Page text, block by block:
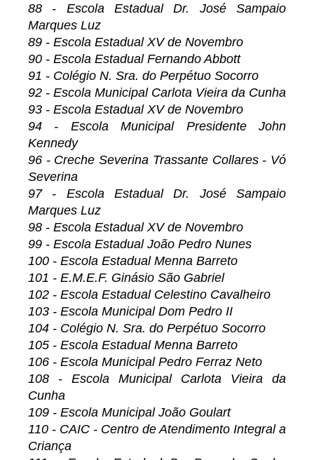
88 - Escola Estadual Dr. José Sampaio
Marques Luz
89 - Escola Estadual XV de Novembro
90 - Escola Estadual Fernando Abbott
91 - Colégio N. Sra. do Perpétuo Socorro
92 - Escola Municipal Carlota Vieira da Cunha
93 - Escola Estadual XV de Novembro
94 - Escola Municipal Presidente John
Kennedy
96 - Creche Severina Trassante Collares - Vó
Severina
97 - Escola Estadual Dr. José Sampaio
Marques Luz
98 - Escola Estadual XV de Novembro
99 - Escola Estadual João Pedro Nunes
100 - Escola Estadual Menna Barreto
101 - E.M.E.F. Ginásio São Gabriel
102 - Escola Estadual Celestino Cavalheiro
103 - Escola Municipal Dom Pedro II
104 - Colégio N. Sra. do Perpétuo Socorro
105 - Escola Estadual Menna Barreto
106 - Escola Municipal Pedro Ferraz Neto
108 - Escola Municipal Carlota Vieira da
Cunha
109 - Escola Municipal João Goulart
110 - CAIC - Centro de Atendimento Integral a
Criança